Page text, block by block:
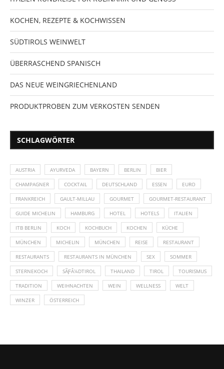
KOCHEN, REZEPTE & KOCHWISSEN
SÜDTIROLS WEINWELT
ÜBERRASCHEND SPANISCH
DAS NEUE WEINGRIECHENLAND
PRODUKTPROBEN ZUM VERKOSTEN SENDEN
SCHLAGWÖRTER
AUSTRIA AYURVEDA BAYERN BERLIN BIER
CHAMPAGNER COCKTAIL DEUTSCHLAND ESSEN EURO
FRANKREICH GAULT-MILLAU GOURMET GOURMET-RESTAURANT
GUIDE MICHELIN HAMBURG HOTEL HOTELS ITALIEN
ITB BERLIN KOCH KOCHBUCH KOCHEN KÜCHE
MÜNCHEN MICHELIN MÜNCHEN REISE RESTAURANT
RESTAURANTS RESTAURANTS IN MÜNCHEN SEX SOMMER
STERNEKOCH SÃƑÂ¼DTIROL THAILAND TIROL TOURISMUS
TRADITION WEIHNACHTEN WEIN WELLNESS WELT
WINZER ÖSTERREICH